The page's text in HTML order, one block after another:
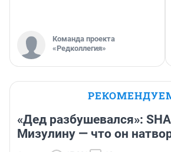
Команда проекта
«Редколлегия»
«Дед разбушевался»:
Мизулину — что он